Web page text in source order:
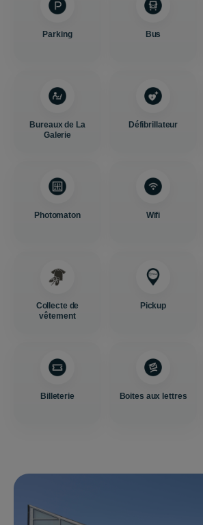
Parking Bus
Bureaux de La
Galerie
Défibrillateur
Photomaton Wifi
Collecte de
vêtement
Pickup
Billeterie Boites aux lettres